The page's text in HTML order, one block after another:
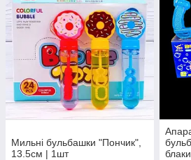
Мильні бульбашки "Пончик",
13.5см | 1шт